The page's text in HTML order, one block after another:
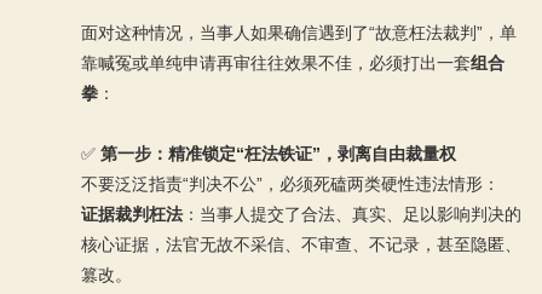
面对这种情况，当事人如果确信遇到了“故意枉法裁判”，单
靠喊冤或单纯申请再审往往效果不佳，必须打出一套组合
拳 ：
✅ 第一步：精准锁定“枉法铁证”，剥离自由裁量权
不要泛泛指责“判决不公”，必须死磕两类硬性违法情形：
证据裁判枉法 ：当事人提交了合法、真实、足以影响判决的
核心证据，法官无故不采信、不审查、不记录，甚至隐匿、
篡改。